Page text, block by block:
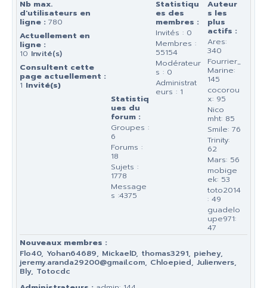
Nb max.
d'utilisateurs en
ligne : 780
Actuellement en
ligne :
10 Invité(s)
Consultent cette
page actuellement :
1 Invité(s)
Auteur
s les
plus
actifs :
Ares:
340
Fourrier_
Marine:
145
cocorou
x: 95
Nico
mht: 85
Smile: 76
Trinity:
62
Mars: 56
mobige
ek: 53
toto2014
: 49
guadelo
upe971:
47
Statistiqu
es des
membres :
Invités : 0
Membres :
55154
Modérateur
s : 0
Administrat
eurs : 1
Statistiq
ues du
forum :
Groupes :
6
Forums :
18
Sujets :
1778
Message
s :4375
Nouveaux membres :
Flo40, Yohan64689, MickaelD, thomas3291, piehey,
jeremy.aranda29200@gmail.com, Chloepied, Julienvers,
Bly, Totocdc